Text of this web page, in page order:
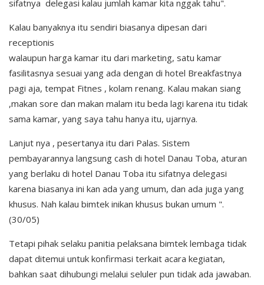
sifatnya delegasi kalau jumlah kamar kita nggak tahu".
Kalau banyaknya itu sendiri biasanya dipesan dari
receptionis
walaupun harga kamar itu dari marketing, satu kamar
fasilitasnya sesuai yang ada dengan di hotel Breakfastnya
pagi aja, tempat Fitnes , kolam renang. Kalau makan siang
,makan sore dan makan malam itu beda lagi karena itu tidak
sama kamar, yang saya tahu hanya itu, ujarnya.
Lanjut nya , pesertanya itu dari Palas. Sistem
pembayarannya langsung cash di hotel Danau Toba, aturan
yang berlaku di hotel Danau Toba itu sifatnya delegasi
karena biasanya ini kan ada yang umum, dan ada juga yang
khusus. Nah kalau bimtek inikan khusus bukan umum ".
(30/05)
Tetapi pihak selaku panitia pelaksana bimtek lembaga tidak
dapat ditemui untuk konfirmasi terkait acara kegiatan,
bahkan saat dihubungi melalui seluler pun tidak ada jawaban.